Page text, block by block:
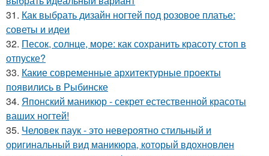
31. Как выбрать дизайн ногтей под розовое платье:
советы и идеи
32. Песок, солнце, море: как сохранить красоту стоп в
отпуске?
33. Какие современные архитектурные проекты
появились в Рыбинске
34. Японский маникюр - секрет естественной красоты
ваших ногтей!
35. Человек паук - это невероятно стильный и
оригинальный вид маникюра, который вдохновлен